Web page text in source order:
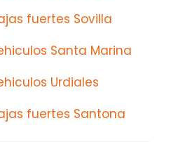
fuertes Sovilla
Santa Marina
Urdiales
fuertes Santona